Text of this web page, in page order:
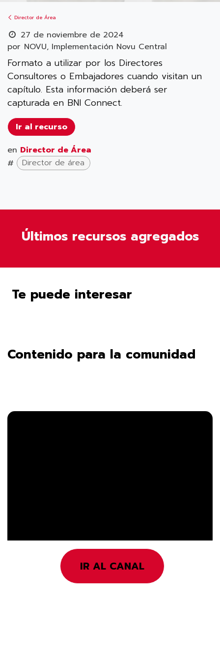
Director de Área
27 de noviembre de 2024
por NOVU, Implementación Novu Central
Formato a utilizar por los Directores
Consultores o Embajadores cuando visitan un
capítulo. Esta información deberá ser
capturada en BNI Connect.
Ir al recurso
en Director de Área
#
Director de área
Últimos recursos agregados
Te puede interesar
Contenido para la comunidad
IR AL CANAL